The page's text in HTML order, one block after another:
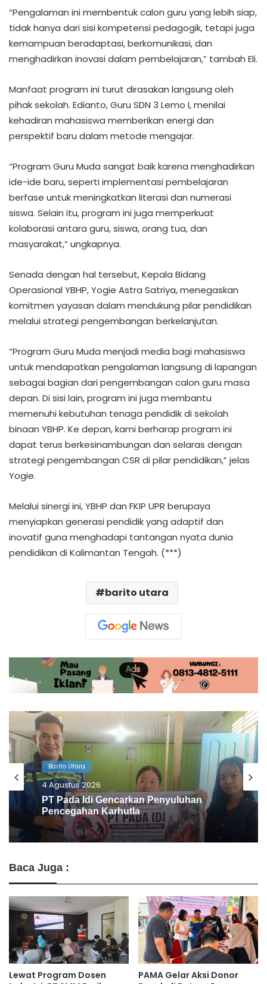
“Pengalaman ini membentuk calon guru yang lebih siap,
tidak hanya dari sisi kompetensi pedagogik, tetapi juga
kemampuan beradaptasi, berkomunikasi, dan
menghadirkan inovasi dalam pembelajaran,” tambah Eli.
Manfaat program ini turut dirasakan langsung oleh
pihak sekolah. Edianto, Guru SDN 3 Lemo I, menilai
kehadiran mahasiswa memberikan energi dan
perspektif baru dalam metode mengajar.​
“Program Guru Muda sangat baik karena menghadirkan
ide-ide baru, seperti implementasi pembelajaran
berfase untuk meningkatkan literasi dan numerasi
siswa. Selain itu, program ini juga memperkuat
kolaborasi antara guru, siswa, orang tua, dan
masyarakat,” ungkapnya.​
Senada dengan hal tersebut, Kepala Bidang
Operasional YBHP, Yogie Astra Satriya, menegaskan
komitmen yayasan dalam mendukung pilar pendidikan
melalui strategi pengembangan berkelanjutan.
“Program Guru Muda menjadi media bagi mahasiswa
untuk mendapatkan pengalaman langsung di lapangan
sebagai bagian dari pengembangan calon guru masa
depan. Di sisi lain, program ini juga membantu
memenuhi kebutuhan tenaga pendidik di sekolah
binaan YBHP. Ke depan, kami berharap program ini
dapat terus berkesinambungan dan selaras dengan
strategi pengembangan CSR di pilar pendidikan,” jelas
Yogie.
Melalui sinergi ini, YBHP dan FKIP UPR berupaya
menyiapkan generasi pendidik yang adaptif dan
inovatif guna menghadapi tantangan nyata dunia
pendidikan di Kalimantan Tengah. (***)
barito utara
Barito Utara
1 Agustus 2026
Desa Benangin II Ikuti Verifikasi Faktual
ProKlim, Didukung PT BEK & PT PAMA
Baca Juga :
Lewat Program Dosen
PAMA Gelar Aksi Donor